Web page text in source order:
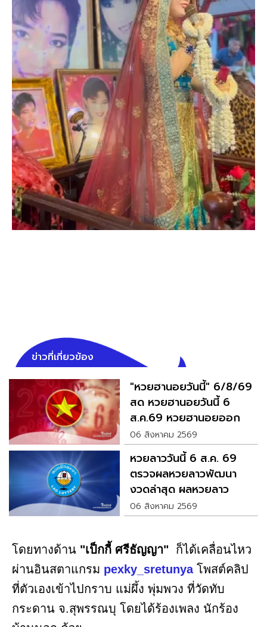
ข่าวที่เกี่ยวข้อง
"หวยฮานอยวันนี้" 6/8/69
สด หวยฮานอยวันนี้ 6
ส.ค.69 หวยฮานอยออก
อะไร
06 สิงหาคม 2569
หวยลาววันนี้ 6 ส.ค. 69
ตรวจผลหวยลาวพัฒนา
งวดล่าสุด ผลหวยลาว
06 สิงหาคม 2569
โดยทางด้าน "เป็กกี้ ศรีธัญญา" ก็ได้เคลื่อนไหว
ผ่านอินสตาแกรม pexky_sretunyaโพสต์คลิป
ที่ตัวเองเข้าไปกราบ แม่ผึ้ง พุ่มพวง ที่วัดทับ
กระดาน จ.สุพรรณบุ โดยได้ร้องเพลง นักร้อง